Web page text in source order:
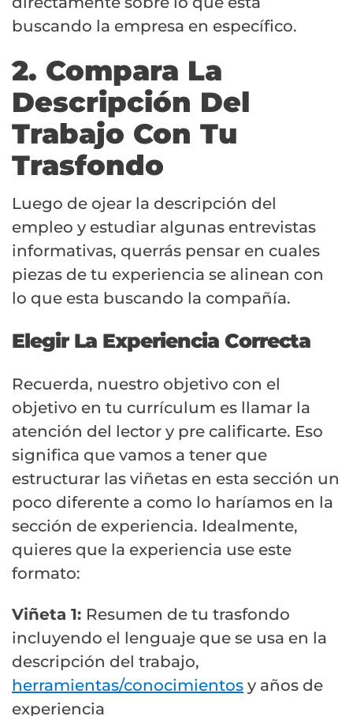
buscando la empresa en específico.
2. Compara La
Descripción Del
Trabajo Con Tu
Trasfondo
Luego de ojear la descripción del
empleo y estudiar algunas entrevistas
informativas, querrás pensar en cuales
piezas de tu experiencia se alinean con
lo que esta buscando la compañía.
Elegir La Experiencia Correcta
Recuerda, nuestro objetivo con el
objetivo en tu currículum es llamar la
atención del lector y pre calificarte. Eso
significa que vamos a tener que
estructurar las viñetas en esta sección un
poco diferente a como lo haríamos en la
sección de experiencia. Idealmente,
quieres que la experiencia use este
formato:
Viñeta 1: Resumen de tu trasfondo
incluyendo el lenguaje que se usa en la
descripción del trabajo,
herramientas/conocimientos y años de
experiencia